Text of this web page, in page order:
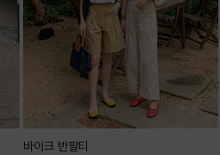
바이크 반팔티